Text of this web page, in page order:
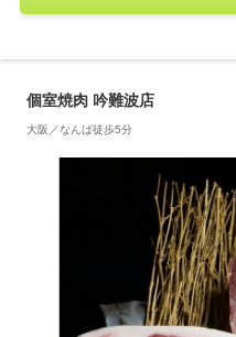
個室焼肉 吟難波店
大阪／なんば徒歩5分